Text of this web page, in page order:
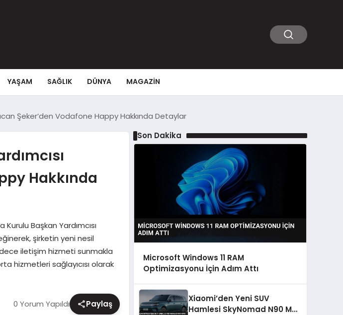
YAŞAM SAĞLIK DÜNYA MAGAZIN
Şeker’den Vodafone Happy Hakkında Detaylar
Hakkında
Başkan Yardımcısı
şirketin yeni nesil
iletişim hizmeti sunmakla
hizmetleri sağlayıcısı olarak
0 Yorum Yapıldı Paylaş
Son Dakika
Microsoft Windows 11 RAM
Optimizasyonu İçin Adım Attı
Xiaomi’den Yeni SUV
Hamlesi SkyNomad N90 Max